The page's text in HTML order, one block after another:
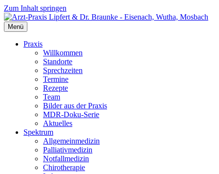
Zum Inhalt springen
Menü
Praxis
Willkommen
Standorte
Sprechzeiten
Termine
Rezepte
Team
Bilder aus der Praxis
MDR-Doku-Serie
Aktuelles
Spektrum
Allgemeinmedizin
Palliativmedizin
Notfallmedizin
Chirotherapie